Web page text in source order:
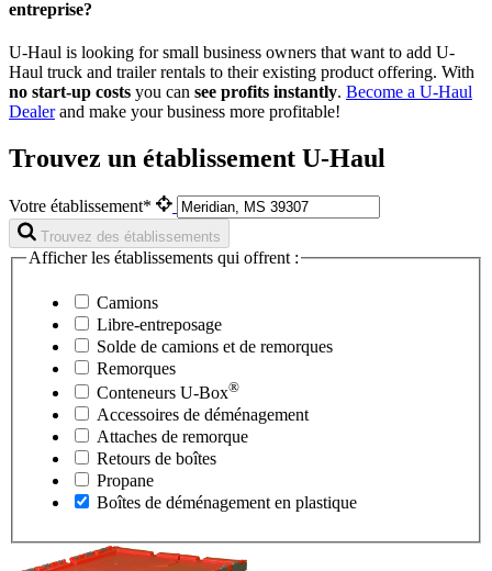
entreprise?
U-Haul is looking for small business owners that want to add U-
Haul truck and trailer rentals to their existing product offering. With
no start-up costs you can see profits instantly. Become a U-Haul
Dealerand make your business more profitable!
Trouvez un établissement U-Haul
Votre établissement*
Trouvez des établissements
Afficher les établissements qui offrent :
Camions
Libre-entreposage
Solde de camions et de remorques
Remorques
Conteneurs U-Box®
Accessoires de déménagement
Attaches de remorque
Retours de boîtes
Propane
Boîtes de déménagement en plastique